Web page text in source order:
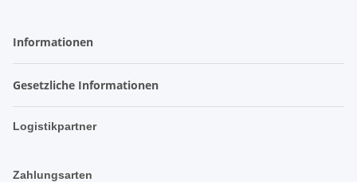
Informationen
Gesetzliche Informationen
Logistikpartner
Zahlungsarten